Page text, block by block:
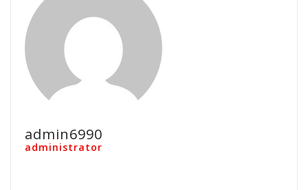
admin6990
administrator